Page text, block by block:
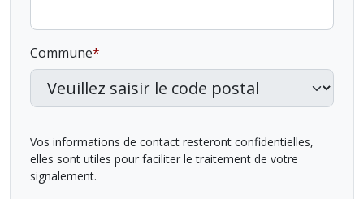
Commune
Vos informations de contact resteront confidentielles,
elles sont utiles pour faciliter le traitement de votre
signalement.